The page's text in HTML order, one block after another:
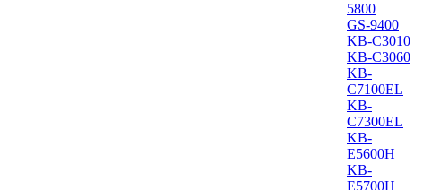
5800
GS-9400
KB-C3010
KB-C3060
KB-
C7100EL
KB-
C7300EL
KB-
E5600H
KB-
E5700H